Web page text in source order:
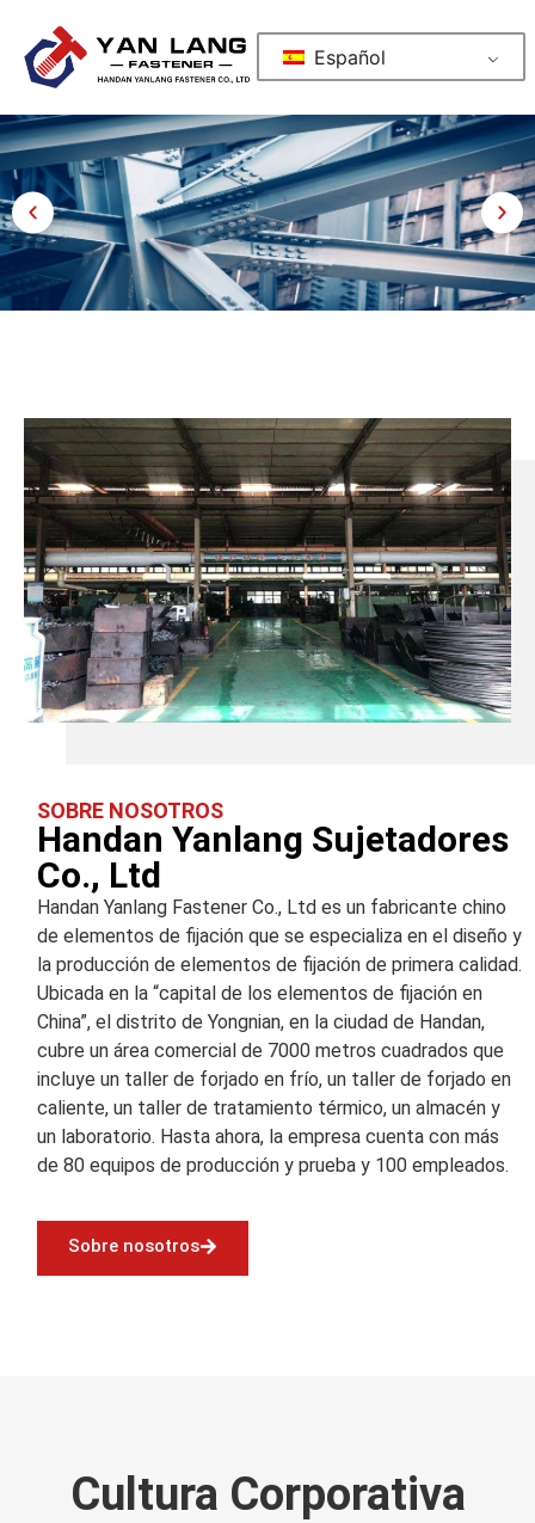
Español
SOBRE NOSOTROS
Handan Yanlang Sujetadores
Co., Ltd
Handan Yanlang Fastener Co., Ltd es un fabricante chino
de elementos de fijación que se especializa en el diseño y
la producción de elementos de fijación de primera calidad.
Ubicada en la “capital de los elementos de fijación en
China”, el distrito de Yongnian, en la ciudad de Handan,
cubre un área comercial de 7000 metros cuadrados que
incluye un taller de forjado en frío, un taller de forjado en
caliente, un taller de tratamiento térmico, un almacén y
un laboratorio. Hasta ahora, la empresa cuenta con más
de 80 equipos de producción y prueba y 100 empleados.
Sobre nosotros
Cultura Corporativa